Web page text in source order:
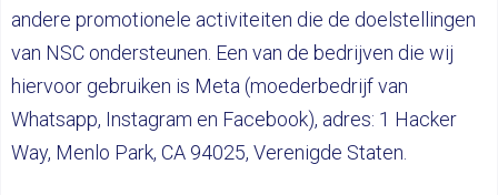
andere promotionele activiteiten die de doelstellingen
van NSC ondersteunen. Een van de bedrijven die wij
hiervoor gebruiken is Meta (moederbedrijf van
Whatsapp, Instagram en Facebook), adres: 1 Hacker
Way, Menlo Park, CA 94025, Verenigde Staten.